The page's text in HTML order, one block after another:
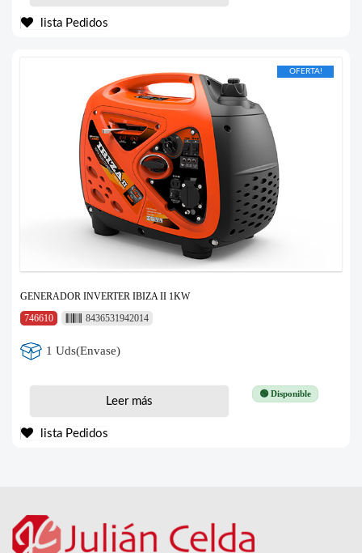
lista Pedidos
OFERTA!
GENERADOR INVERTER IBIZA II 1KW
746610
8436531942014
1 Uds(Envase)
🟢 Disponible
Leer más
lista Pedidos